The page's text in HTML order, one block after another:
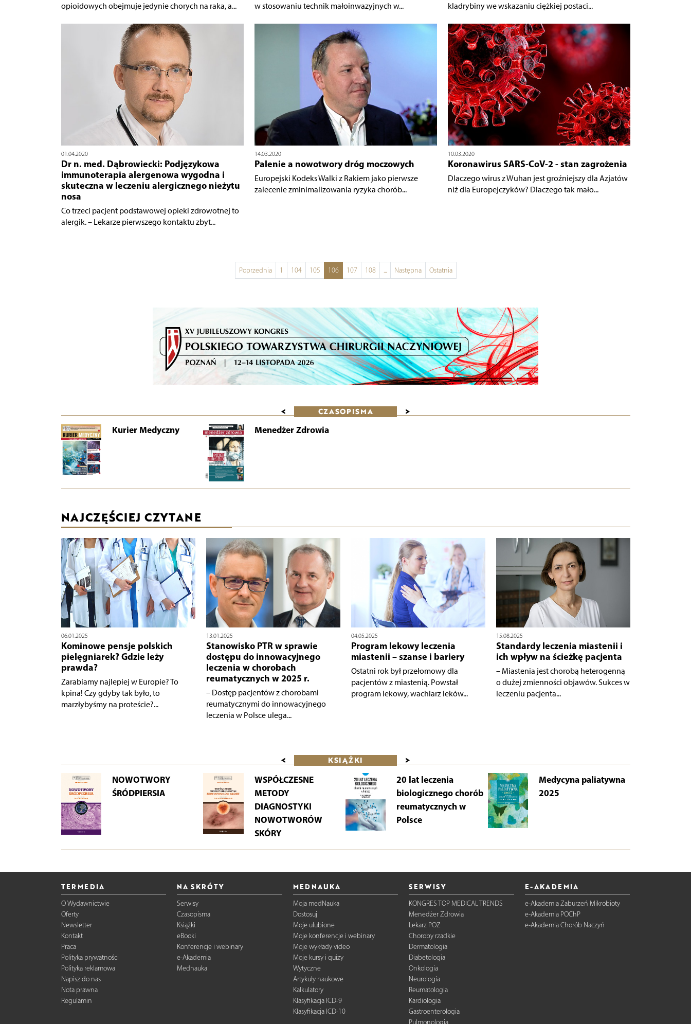
opioidowych obejmuje jedynie chorych na raka, a...
w stosowaniu technik małoinwazyjnych w...
kladrybiny we wskazaniu ciężkiej postaci...
01.04.2020
Dr n. med. Dąbrowiecki: Podjęzykowa
immunoterapia alergenowa wygodna i
skuteczna w leczeniu alergicznego nieżytu
nosa
Co trzeci pacjent podstawowej opieki zdrowotnej to
alergik. – Lekarze pierwszego kontaktu zbyt...
14.03.2020
Palenie a nowotwory dróg moczowych
Europejski Kodeks Walki z Rakiem jako pierwsze
zalecenie zminimalizowania ryzyka chorób...
10.03.2020
Koronawirus SARS-CoV-2 - stan zagrożenia
Dlaczego wirus z Wuhan jest groźniejszy dla Azjatów
niż dla Europejczyków? Dlaczego tak mało...
Poprzednia 1 104 105 106 107 108 ... Następna Ostatnia
< CZASOPISMA >
Kurier Medyczny Menedżer Zdrowia
NAJCZĘŚCIEJ CZYTANE
06.01.2025
Kominowe pensje polskich
pielęgniarek? Gdzie leży
prawda?
Zarabiamy najlepiej w Europie? To
kpina! Czy gdyby tak było, to
marzłybyśmy na proteście?...
13.01.2025
Stanowisko PTR w sprawie
dostępu do innowacyjnego
leczenia w chorobach
reumatycznych w 2025 r.
– Dostęp pacjentów z chorobami
reumatycznymi do innowacyjnego
leczenia w Polsce ulega...
04.05.2025
Program lekowy leczenia
miastenii – szanse i bariery
Ostatni rok był przełomowy dla
pacjentów z miastenią. Powstał
program lekowy, wachlarz leków...
15.08.2025
Standardy leczenia miastenii i
ich wpływ na ścieżkę pacjenta
– Miastenia jest chorobą heterogenną
o dużej zmienności objawów. Sukces w
leczeniu pacjenta...
< KSIĄŻKI >
NOWOTWORY
ŚRÓDPIERSIA
WSPÓŁCZESNE
METODY
DIAGNOSTYKI
NOWOTWORÓW
SKÓRY
20 lat leczenia
biologicznego chorób
reumatycznych w
Polsce
Medycyna paliatywna
2025
TERMEDIA
O Wydawnictwie
Oferty
Newsletter
Kontakt
Praca
Polityka prywatności
Polityka reklamowa
Napisz do nas
Nota prawna
Regulamin
NA SKRÓTY
Serwisy
Czasopisma
Książki
eBooki
Konferencje i webinary
e-Akademia
Mednauka
MEDNAUKA
Moja medNauka
Dostosuj
Moje ulubione
Moje konferencje i webinary
Moje wykłady video
Moje kursy i quizy
Wytyczne
Artykuły naukowe
Kalkulatory
Klasyfikacja ICD-9
Klasyfikacja ICD-10
SERWISY
KONGRES TOP MEDICAL TRENDS
Menedżer Zdrowia
Lekarz POZ
Choroby rzadkie
Dermatologia
Diabetologia
Onkologia
Neurologia
Reumatologia
Kardiologia
Gastroenterologia
E-AKADEMIA
e-Akademia Zaburzeń Mikrobioty
e-Akademia POChP
e-Akademia Chorób Naczyń